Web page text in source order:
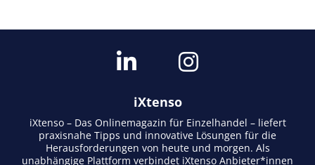
iXtenso
iXtenso – Das Onlinemagazin für Einzelhandel – liefert
praxisnahe Tipps und innovative Lösungen für die
Herausforderungen von heute und morgen. Als
unabhängige Plattform verbindet iXtenso Anbieter*innen